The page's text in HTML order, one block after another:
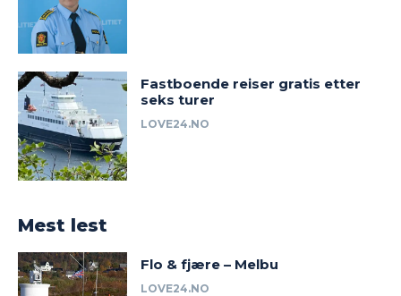
Fastboende reiser gratis etter
seks turer
LOVE24.NO
Mest lest
Flo & fjære – Melbu
LOVE24.NO